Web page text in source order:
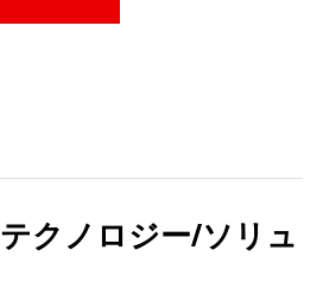
クノロジー/ソリュ